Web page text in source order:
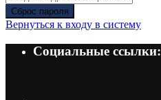
Сброс пароля
Вернуться к входу в систему
Социальные ссылки: